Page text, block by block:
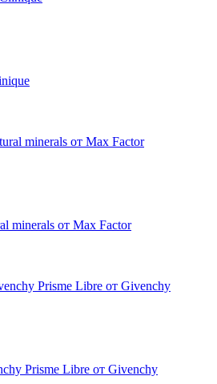
minerals от Max Factor
Рrismе Librе от Givеnсhу